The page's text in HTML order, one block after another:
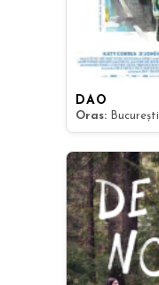
DAO
Oras: București